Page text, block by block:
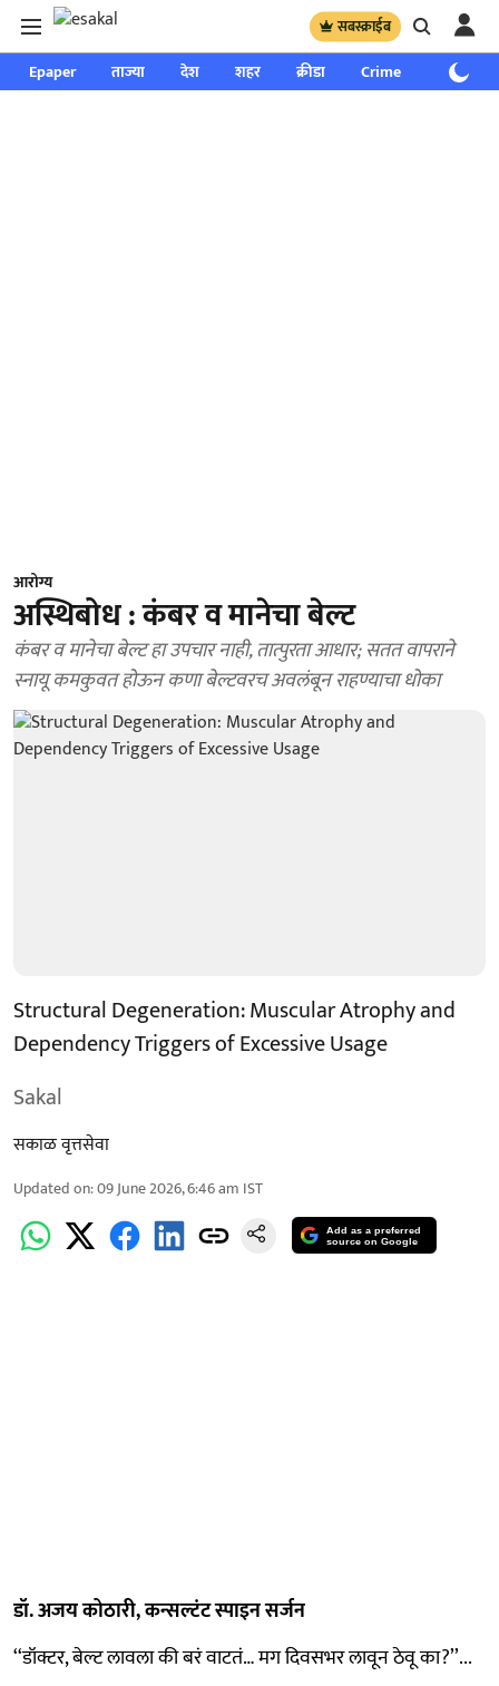
सबस्क्राईब
Epaper ताज्या देश शहर क्रीडा Crime साप्ताहिक
आरोग्य
अस्थिबोध : कंबर व मानेचा बेल्ट
कंबर व मानेचा बेल्ट हा उपचार नाही, तात्पुरता आधार; सतत वापराने
स्नायू कमकुवत होऊन कणा बेल्टवरच अवलंबून राहण्याचा धोका
Structural Degeneration: Muscular Atrophy and
Dependency Triggers of Excessive Usage
Sakal
सकाळ वृत्तसेवा
Updated on:09 June 2026, 6:46 am IST
Add as a preferred
source on Google
डॉ. अजय कोठारी, कन्सल्टंट स्पाइन सर्जन
‘‘डॉक्टर, बेल्ट लावला की बरं वाटतं… मग दिवसभर लावून ठेवू का?’’...